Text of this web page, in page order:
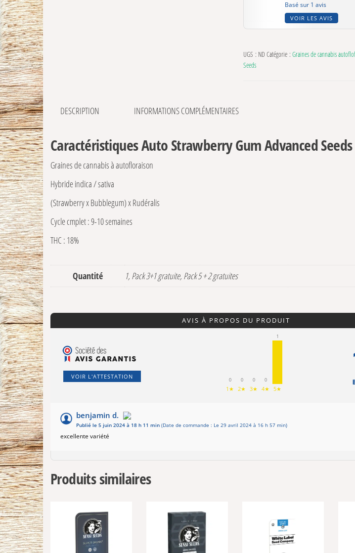
Basé sur 1 avis
VOIR LES AVIS
UGS : ND Catégorie : Graines de cannabis
Seeds
DESCRIPTION INFORMATIONS COMPLÉMENTAIRES
Caractéristiques Auto Strawberry Gum Advanced Seeds
Graines de cannabis à autofloraison
Hybride indica / sativa
(Strawberry x Bubblegum) x Rudéralis
Cycle cmplet : 9-10 semaines
THC : 18%
Quantité 1, Pack 3+1 gratuite, Pack 5 + 2 gratuites
AVIS À PROPOS DU PRODUIT
VOIR L'ATTESTATION 0
1★
0
2★
0
3★
0
4★
1
5★
benjamin d.
Publié le 5 juin 2024 à 18 h 11 min (Date de commande : Le 29 avril 2024 à 16 h 57 min)
excellente variété
Produits similaires